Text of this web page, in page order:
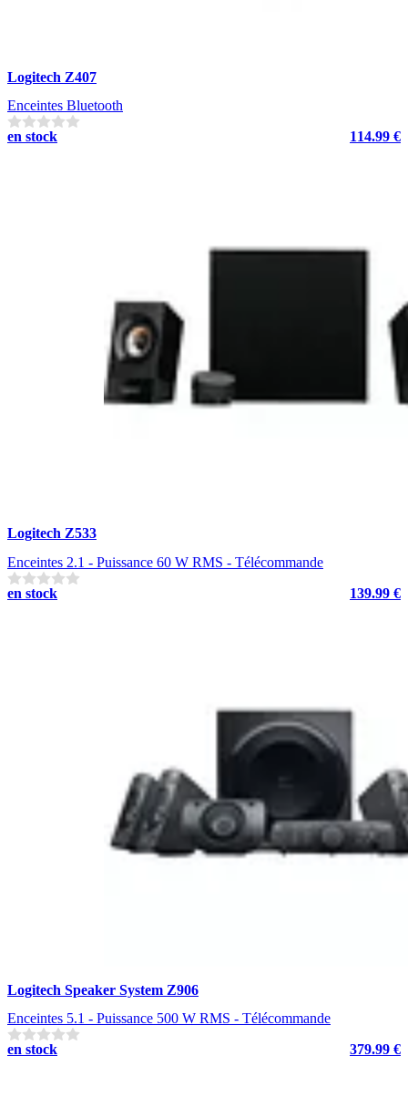
Logitech Z407
Enceintes Bluetooth
en stock
114.99 €
Logitech Z533
Enceintes 2.1 - Puissance 60 W RMS - Télécommande
en stock
139.99 €
Logitech Speaker System Z906
Enceintes 5.1 - Puissance 500 W RMS - Télécommande
en stock
379.99 €